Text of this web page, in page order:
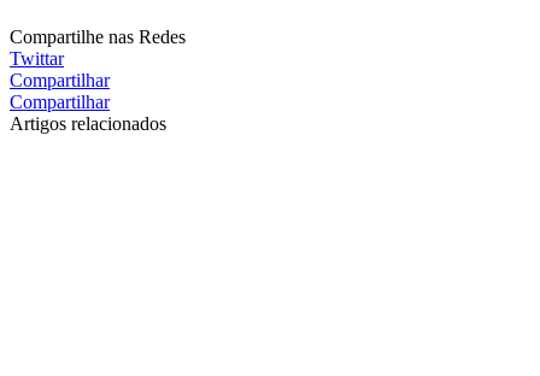
Compartilhe nas Redes
Twittar
Compartilhar
Compartilhar
Artigos relacionados